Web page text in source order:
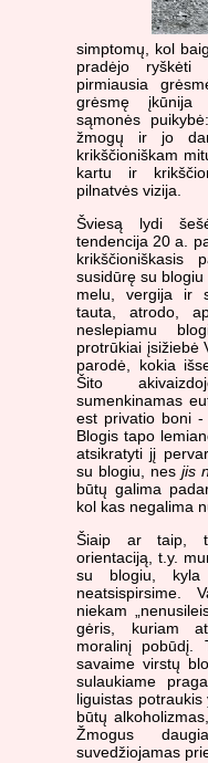
simptomų, kol
pradėjo ryškėti
pirmiausia
grėsmę įkūnija
sąmonės
žmogų ir jo
krikščioniškam
kartu ir
pilnatvės vizija.
Šviesą lydi
tendencija 20 a.
krikščioniškasis
susidūrę su
melu, vergija ir
tauta, atrodo,
neslepiamu
protrūkiai įsižiebė
parodė, kokia
Šito
sumenkinamas
est privatio boni -
Blogis tapo
atsikratyti jį
su blogiu, nes jis
būtų galima
kol kas negalima
Šiaip ar taip,
orientaciją, t.y.
su blogiu, kyla
neatsispirsime.
niekam
gėris, kuriam
moralinį
savaime virstų
sulaukiame
liguistas
būtų
Žmogus
suvedžiojamas